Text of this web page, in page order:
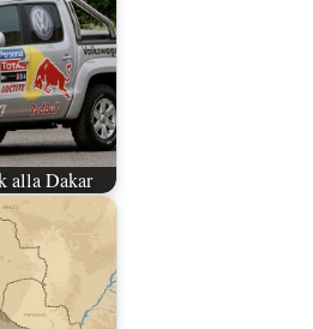
alla Dakar